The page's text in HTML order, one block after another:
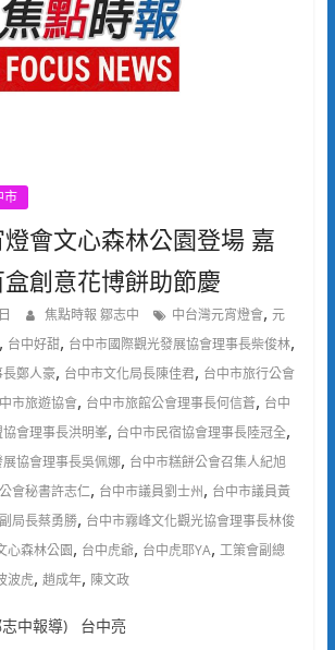
市
會文心森林公園登場 嘉
創意花博餅助節慶
焦點時報 鄒志中 中台灣元宵燈會, 元
台中好甜, 台中市國際觀光發展協會理事長柴俊林,
鄭人豪, 台中市文化局長陳佳君, 台中市旅行公會
市旅遊協會, 台中市旅館公會理事長何信蒼, 台中
會理事長洪明峯, 台中市民宿協會理事長陸冠全,
協會理事長吳佩娜, 台中市糕餅公會召集人紀旭
會秘書許志仁, 台中市議員劉士州, 台中市議員黃
局長蔡勇勝, 台中市霧峰文化觀光協會理事長林俊
心森林公園, 台中虎爺, 台中虎耶YA, 工策會副總
波虎, 趙成年, 陳文政
中報導) 台中亮